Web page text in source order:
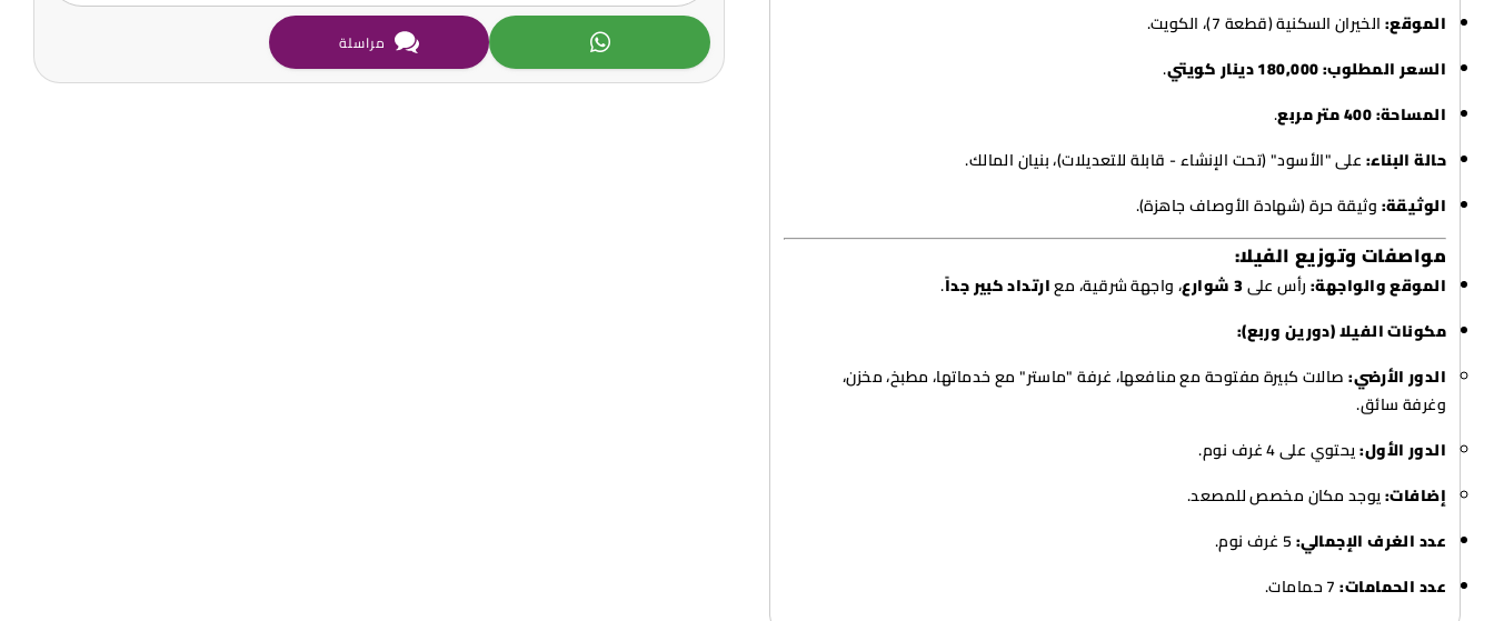
الموقع:الخيران السكنية (قطعة 7)، الكويت.
السعر المطلوب:180,000 دينار كويتي
.
المساحة:400 متر مربع
.
حالة البناء:على "الأسود" (تحت الإنشاء - قابلة للتعديلات)، بنيان المالك.
الوثيقة:وثيقة حرة (شهادة الأوصاف جاهزة).
مواصفات وتوزيع الفيلا:
الموقع والواجهة:رأس على3 شوارع ، واجهة شرقية، معارتداد كبير جداً.
مكونات الفيلا (دورين وربع):
الدور الأرضي:صالات كبيرة مفتوحة مع منافعها، غرفة "ماستر" مع خدماتها، مطبخ، مخزن،
وغرفة سائق.
الدور الأول:يحتوي على 4 غرف نوم.
إضافات:يوجد مكان مخصص للمصعد.
عدد الغرف الإجمالي:
عدد الحمامات:7 حمامات.
مراسلة